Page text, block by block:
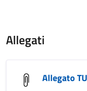
Allegati
Allegato